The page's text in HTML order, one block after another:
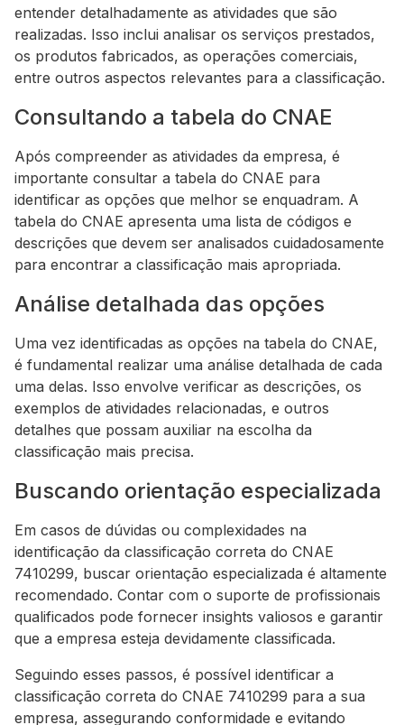
entender detalhadamente as atividades que são
realizadas. Isso inclui analisar os serviços prestados,
os produtos fabricados, as operações comerciais,
entre outros aspectos relevantes para a classificação.
Consultando a tabela do CNAE
Após compreender as atividades da empresa, é
importante consultar a tabela do CNAE para
identificar as opções que melhor se enquadram. A
tabela do CNAE apresenta uma lista de códigos e
descrições que devem ser analisados cuidadosamente
para encontrar a classificação mais apropriada.
Análise detalhada das opções
Uma vez identificadas as opções na tabela do CNAE,
é fundamental realizar uma análise detalhada de cada
uma delas. Isso envolve verificar as descrições, os
exemplos de atividades relacionadas, e outros
detalhes que possam auxiliar na escolha da
classificação mais precisa.
Buscando orientação especializada
Em casos de dúvidas ou complexidades na
identificação da classificação correta do CNAE
7410299, buscar orientação especializada é altamente
recomendado. Contar com o suporte de profissionais
qualificados pode fornecer insights valiosos e garantir
que a empresa esteja devidamente classificada.
Seguindo esses passos, é possível identificar a
classificação correta do CNAE 7410299 para a sua
empresa, assegurando conformidade e evitando